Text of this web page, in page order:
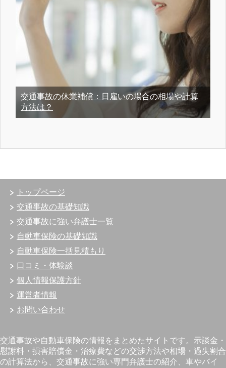
交通事故の休業補償：日雇いの場合の相場や計算
方法は？
トップページ
交通事故の基礎知識
交通事故に強い弁護士一覧
自動車保険の基礎知識
自動車保険一括見積もり
口コミ・体験談
個人情報保護方針
運営者情報
お問い合わせ
交通事故や自動車保険の情報をまとめたサイトです。示談金・
慰謝料・損害賠償金・治療費などの交渉方法や相場・過失割合
の計算法から、交通事故に強い専門弁護士の紹介、車やバイ